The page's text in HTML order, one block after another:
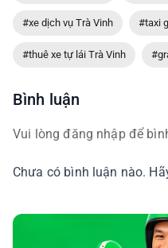
#xe dịch vụ Trà Vinh #taxi
#thuê xe tự lái Trà Vinh
Bình luận
Vui lòng đăng nhập để
Chưa có bình luận nào.